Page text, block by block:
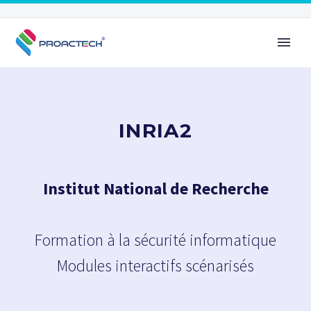
INRIA2
Institut National de Recherche
Formation à la sécurité informatique
Modules interactifs scénarisés